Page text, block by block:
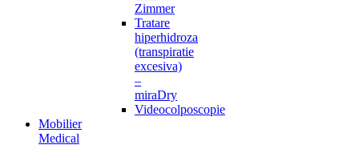
Zimmer
Tratare
hiperhidroza
(transpiratie
excesiva)
–
miraDry
Videocolposcopie
Mobilier
Medical